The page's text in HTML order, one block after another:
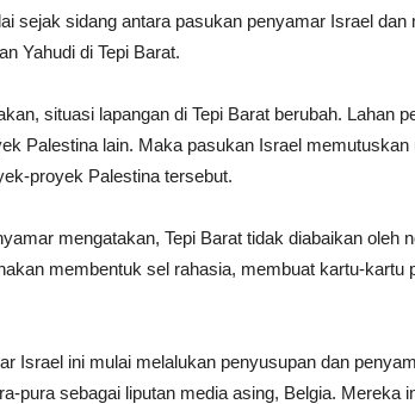
sejak sidang antara pasukan penyamar Israel dan
Yahudi di Tepi Barat.
situasi lapangan di Tepi Barat berubah. Lahan
Palestina lain. Maka pasukan Israel
proyek Palestina tersebut.
mengatakan, Tepi Barat tidak diabaikan oleh
membentuk sel rahasia, membuat kartu-kartu
Israel ini mulai melalukan penyusupan dan
pura sebagai liputan media asing, Belgia. Mereka